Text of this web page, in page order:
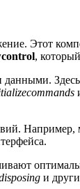
Этот
,
данными.
Например,
и